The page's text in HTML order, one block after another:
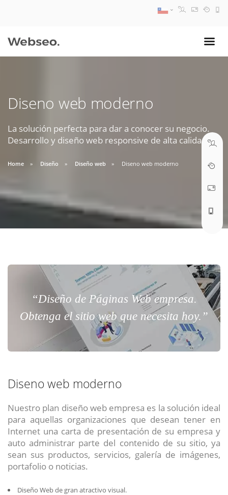
Diseno web moderno
La solución perfecta para dar a conocer su negocio.
Desarrollo y diseño web responsive de alta calidad.
Home Diseño Diseño web Diseno web moderno
“Diseño de Páginas Web empresa.
Obtenga el sitio web que necesita hoy.”
Diseno web moderno
Nuestro plan diseño web empresa es la solución ideal
para aquellas organizaciones que desean tener en
Internet una carta de presentación de su empresa y
auto administrar parte del contenido de su sitio, ya
sean sus productos, servicios, galería de imágenes,
portafolio o noticias.
Diseño Web de gran atractivo visual.
09:30 AM A 18:30 PM
soporte@webseo.cl